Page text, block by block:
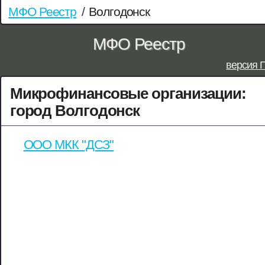
МФО Реестр / Волгодонск
МФО Реестр
версия
Микрофинансовые организации:
город Волгодонск
ООО МКК "ДСЗ"